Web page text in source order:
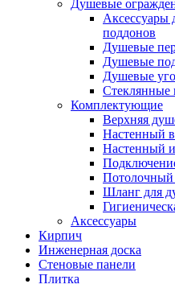
Душевые
Аксессуары
поддонов
Душевые
Душевые
Душевые
Стеклянные
Комплектующие
Верхняя
Настенный
Настенный
Потолочный
Шланг для
Аксессуары
Кирпич
Инженерная доска
Стеновые панели
Плитка